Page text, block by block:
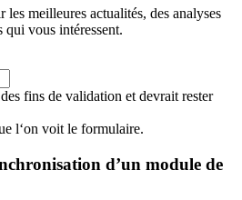
meilleures actualités, des analyses
qui vous intéressent.
fins de validation et devrait rester
l‘on voit le formulaire.
d’un module de